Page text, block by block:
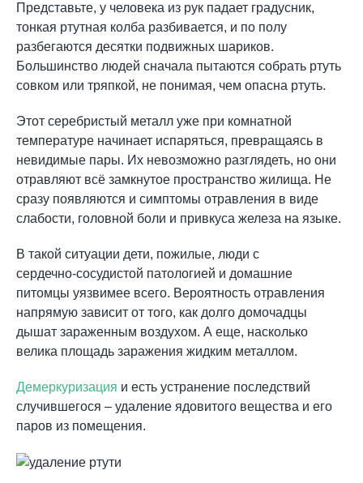
Представьте, у человека из рук падает градусник,
тонкая ртутная колба разбивается, и по полу
разбегаются десятки подвижных шариков.
Большинство людей сначала пытаются собрать ртуть
совком или тряпкой, не понимая, чем опасна ртуть.
Этот серебристый металл уже при комнатной
температуре начинает испаряться, превращаясь в
невидимые пары. Их невозможно разглядеть, но они
отравляют всё замкнутое пространство жилища. Не
сразу появляются и симптомы отравления в виде
слабости, головной боли и привкуса железа на языке.
В такой ситуации дети, пожилые, люди с
сердечно‑сосудистой патологией и домашние
питомцы уязвимее всего. Вероятность отравления
напрямую зависит от того, как долго домочадцы
дышат зараженным воздухом. А еще, насколько
велика площадь заражения жидким металлом.
Демеркуризация и есть устранение последствий
случившегося – удаление ядовитого вещества и его
паров из помещения.